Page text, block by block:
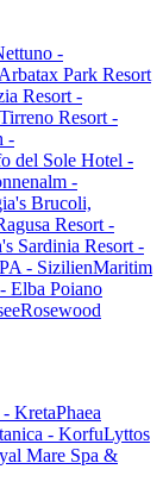
-
Arbatax Park Resort
Resort -
Tirreno Resort -
-
del Sole Hotel -
-
Brucoli,
Resort -
Sardinia Resort -
- SizilienMaritim
Elba Poiano
Rosewood
- KretaPhaea
- KorfuLyttos
Mare Spa &